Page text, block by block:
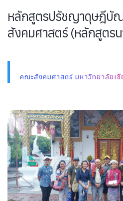
หลักสูตรปรัชญาดุษฎีบัณ
สังคมศาสตร์ (หลักสูตร
คณะสังคมศาสตร์ มหาวิทยาลัยเชี